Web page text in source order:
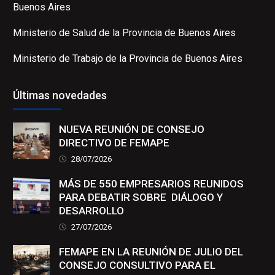
Buenos Aires
Ministerio de Salud de la Provincia de Buenos Aires
Ministerio de Trabajo de la Provincia de Buenos Aires
Últimas novedades
NUEVA REUNIÓN DE CONSEJO
DIRECTIVO DE FEMAPE
28/07/2026
MÁS DE 550 EMPRESARIOS REUNIDOS
PARA DEBATIR SOBRE DIÁLOGO Y
DESARROLLO
27/07/2026
FEMAPE EN LA REUNIÓN DE JULIO DEL
CONSEJO CONSULTIVO PARA EL